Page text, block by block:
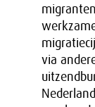
via